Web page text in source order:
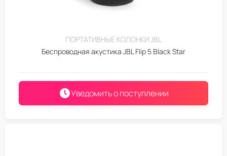
ПОРТАТИВНЫЕ КОЛОНКИ JBL
Беспроводная акустика JBL Flip 5 Black Star
Уведомить о поступлении